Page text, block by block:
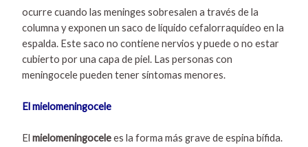
ocurre cuando las meninges sobresalen a través de la
columna y exponen un saco de líquido cefalorraquídeo en la
espalda. Este saco no contiene nervios y puede o no estar
cubierto por una capa de piel. Las personas con
meningocele pueden tener síntomas menores.
El mielomeningocele
El mielomeningocelees la forma más grave de espina bífida.